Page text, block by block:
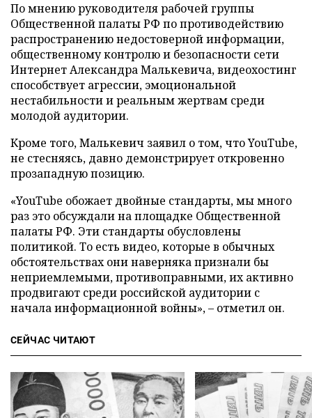
По мнению руководителя рабочей группы
Общественной палаты РФ по противодействию
распространению недостоверной информации,
общественному контролю и безопасности сети
Интернет Александра Малькевича, видеохостинг
способствует агрессии, эмоциональной
нестабильности и реальным жертвам среди
молодой аудитории.
Кроме того, Малькевич заявил о том, что YouTube,
не стесняясь, давно демонстрирует откровенно
прозападную позицию.
«YouTube обожает двойные стандарты, мы много
раз это обсуждали на площадке Общественной
палаты РФ. Эти стандарты обусловлены
политикой. То есть видео, которые в обычных
обстоятельствах они наверняка признали бы
неприемлемыми, противоправными, их активно
продвигают среди российской аудитории с
начала информационной войны», – отметил он.
СЕЙЧАС ЧИТАЮТ